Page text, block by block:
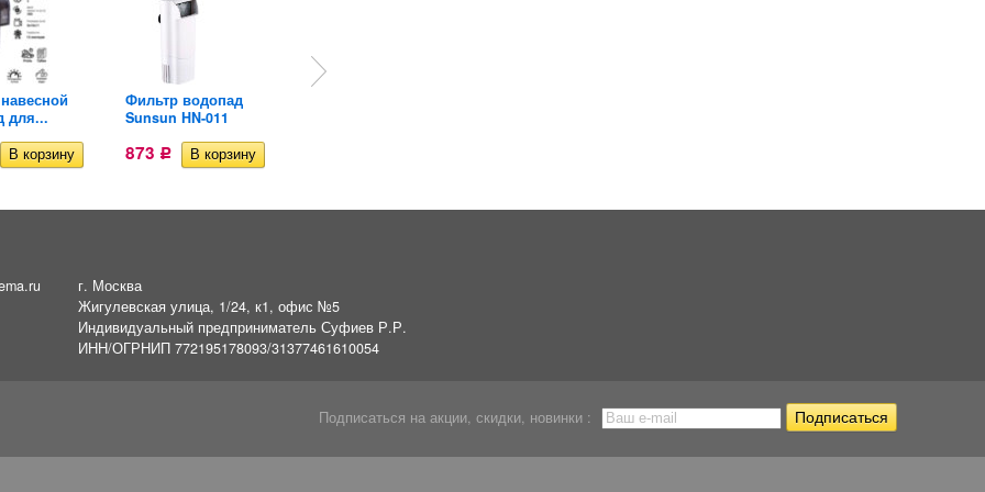
для...
Фильтр водопад
Sunsun HN-011
873 Р
г. Москва
Жигулевская улица, 1/24, к1, офис №5
Индивидуальный предприниматель Суфиев Р.Р.
ИНН/ОГРНИП 772195178093/31377461610054
Подписаться на акции, скидки, новинки :